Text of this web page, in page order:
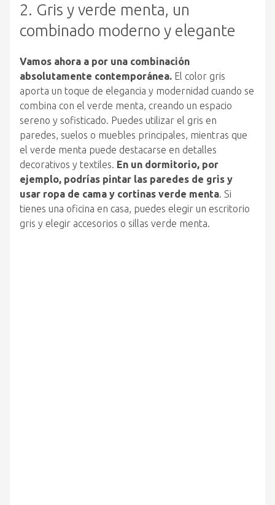
2. Gris y verde menta, un
combinado moderno y elegante
Vamos ahora a por una combinación
absolutamente contemporánea. El color gris
aporta un toque de elegancia y modernidad cuando se
combina con el verde menta, creando un espacio
sereno y sofisticado. Puedes utilizar el gris en
paredes, suelos o muebles principales, mientras que
el verde menta puede destacarse en detalles
decorativos y textiles. En un dormitorio, por
ejemplo, podrías pintar las paredes de gris y
usar ropa de cama y cortinas verde menta. Si
tienes una oficina en casa, puedes elegir un escritorio
gris y elegir accesorios o sillas verde menta.